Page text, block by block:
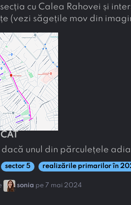
cu Calea Rahovei și
(vezi săgețile mov din
dacă unul din părculețele
sector 5 realizările primarilor în
sonia pe 7 mai 2024